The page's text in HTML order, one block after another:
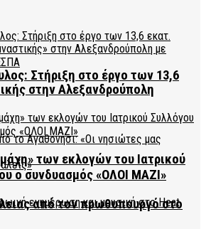
Στήριξη στο έργο των 13,6
από τον πρωθυπουργό στο
στην Αλεξανδρούπολη
των εκλογών του Ιατρικού
ο συνδυασμός «ΟΛΟΙ ΜΑΖΙ»